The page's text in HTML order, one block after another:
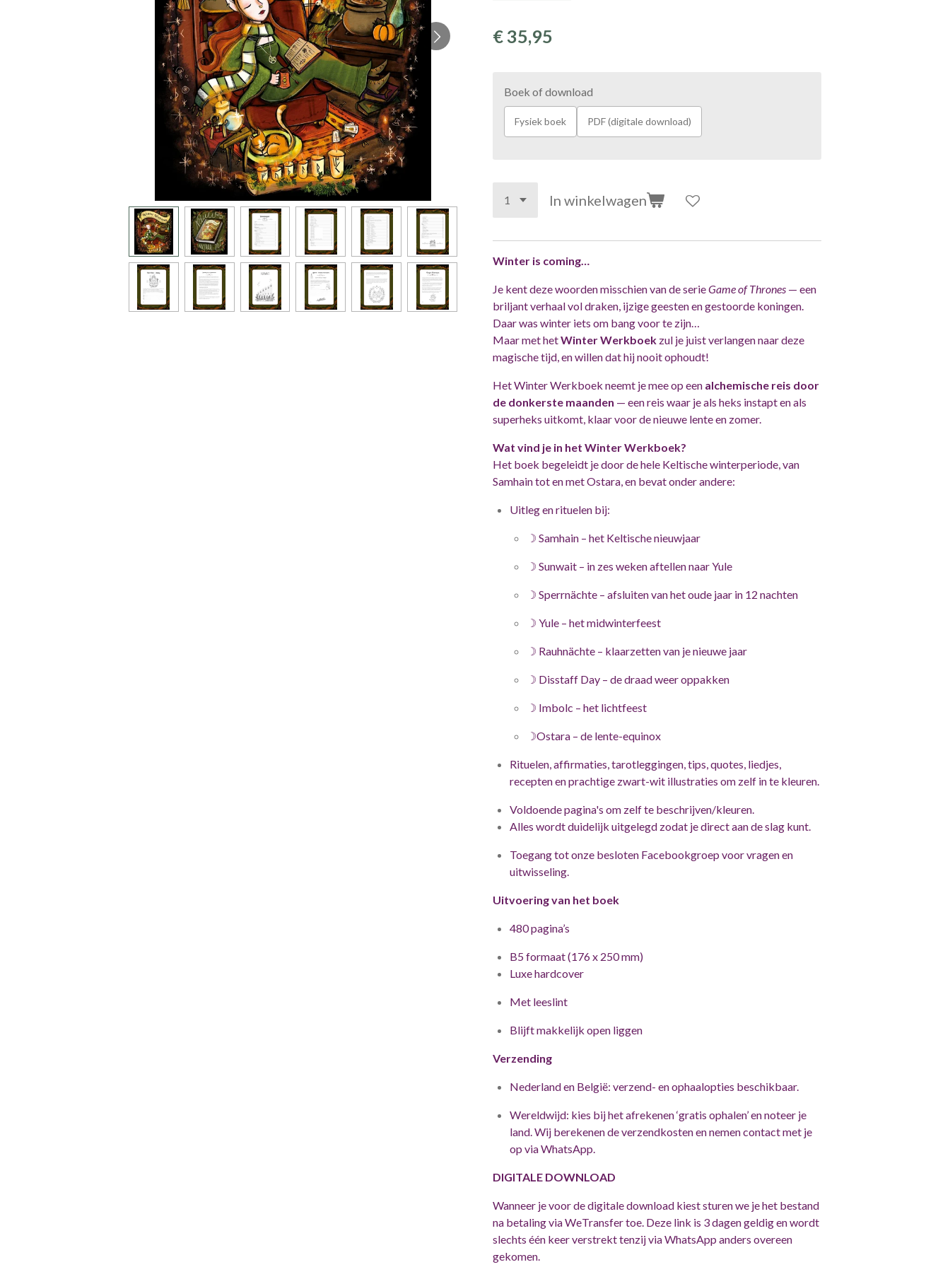
€ 35,95
Boek of download
Fysiek boek PDF (digitale download)
In winkelwagen
Winter is coming…
Je kent deze woorden misschien van de serieGame of Thrones — een
briljant verhaal vol draken, ijzige geesten en gestoorde koningen.
Daar was winter iets om bang voor te zijn…
Maar met hetWinter Werkboek zul je juist verlangen naar deze
magische tijd, en willen dat hij nooit ophoudt!
Het Winter Werkboek neemt je mee op een alchemische reis door
de donkerste maanden — een reis waar je als heks instapt en als
superheks uitkomt, klaar voor de nieuwe lente en zomer.
Wat vind je in het Winter Werkboek?
Het boek begeleidt je door de hele Keltische winterperiode, van
Samhain tot en met Ostara, en bevat onder andere:
Uitleg en rituelen bij:
☽ Samhain – het Keltische nieuwjaar
☽ Sunwait – in zes weken aftellen naar Yule
☽ Sperrnächte – afsluiten van het oude jaar in 12 nachten
☽ Yule – het midwinterfeest
☽ Rauhnächte – klaarzetten van je nieuwe jaar
☽ Disstaff Day – de draad weer oppakken
☽ Imbolc – het lichtfeest
☽Ostara – de lente-equinox
Rituelen, affirmaties, tarotleggingen, tips, quotes, liedjes,
recepten en prachtige zwart-wit illustraties om zelf in te kleuren.
Voldoende pagina's om zelf te beschrijven/kleuren.
Alles wordt duidelijk uitgelegd zodat je direct aan de slag kunt.
Toegang tot onze besloten Facebookgroep voor vragen en
uitwisseling.
Uitvoering van het boek
480 pagina’s
B5 formaat (176 x 250 mm)
Luxe hardcover
Met leeslint
Blijft makkelijk open liggen
Verzending
Nederland en België: verzend- en ophaalopties beschikbaar.
Wereldwijd: kies bij het afrekenen ‘gratis ophalen’ en noteer je
land. Wij berekenen de verzendkosten en nemen contact met je
op via WhatsApp.
DIGITALE DOWNLOAD
Wanneer je voor de digitale download kiest sturen we je het bestand
na betaling via WeTransfer toe. Deze link is 3 dagen geldig en wordt
slechts één keer verstrekt tenzij via WhatsApp anders overeen
gekomen.